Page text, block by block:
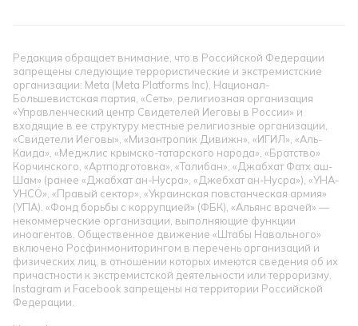
Редакция обращает внимание, что в Российской Федерации
запрещены следующие террористические и экстремистские
организации: Meta (Meta Platforms Inc), Национал-
Большевистская партия, «Сеть», религиозная организация
«Управленческий центр Свидетелей Иеговы в России» и
входящие в ее структуру местные религиозные организации,
«Свидетели Иеговы», «Мизантропик Дивижн», «ИГИЛ», «Аль-
Каида», «Меджлис крымско-татарского народа», «Братство»
Корчинского, «Артподготовка», «Талибан», «Джабхат Фатх аш-
Шам» (ранее «Джабхат ан-Нусра», «Джебхат ан-Нусра»), «УНА-
УНСО», «Правый сектор», «Украинская повстанческая армия»
(УПА). «Фонд борьбы с коррупцией» (ФБК), «Альянс врачей» —
некоммерческие организации, выполняющие функции
иноагентов. Общественное движение «Штабы Навального»
включено Росфинмониторингом в перечень организаций и
физических лиц, в отношении которых имеются сведения об их
причастности к экстремистской деятельности или терроризму.
Instagram и Facebook запрещены на территории Российской
Федерации.